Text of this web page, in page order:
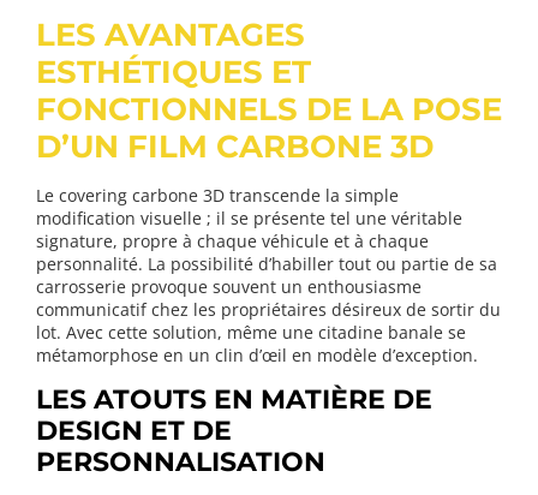
LES AVANTAGES
ESTHÉTIQUES ET
FONCTIONNELS DE LA POSE
D’UN FILM CARBONE 3D
Le covering carbone 3D transcende la simple
modification visuelle ; il se présente tel une véritable
signature, propre à chaque véhicule et à chaque
personnalité. La possibilité d’habiller tout ou partie de sa
carrosserie provoque souvent un enthousiasme
communicatif chez les propriétaires désireux de sortir du
lot. Avec cette solution, même une citadine banale se
métamorphose en un clin d’œil en modèle d’exception.
LES ATOUTS EN MATIÈRE DE
DESIGN ET DE
PERSONNALISATION